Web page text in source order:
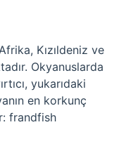
Kızıldeniz ve
Okyanuslarda
yukarıdaki
en korkunç
frandfish